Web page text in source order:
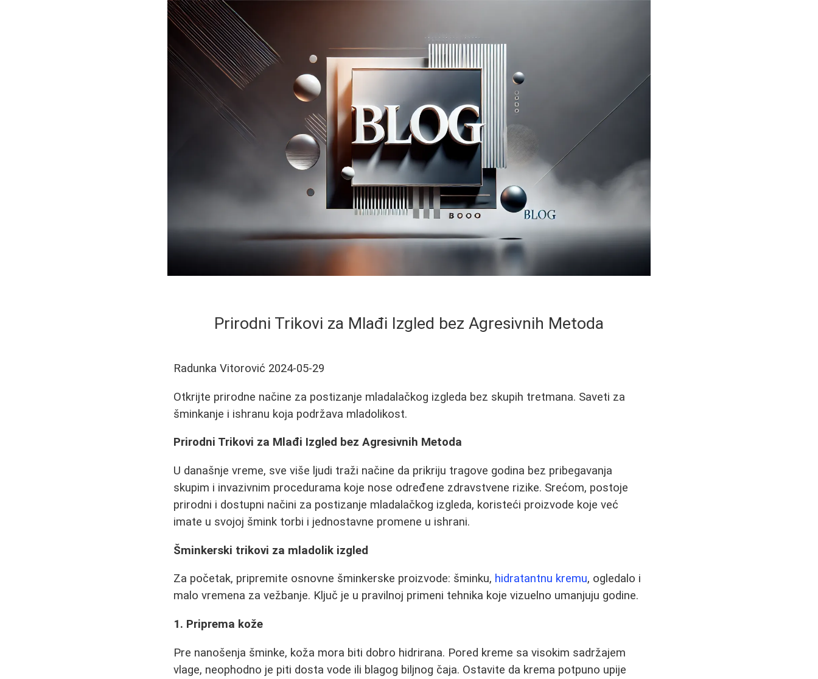
Prirodni Trikovi za Mlađi Izgled bez Agresivnih Metoda
Radunka Vitorović 2024-05-29
Otkrijte prirodne načine za postizanje mladalačkog izgleda bez skupih tretmana. Saveti za
šminkanje i ishranu koja podržava mladolikost.
Prirodni Trikovi za Mlađi Izgled bez Agresivnih Metoda
U današnje vreme, sve više ljudi traži načine da prikriju tragove godina bez pribegavanja
skupim i invazivnim procedurama koje nose određene zdravstvene rizike. Srećom, postoje
prirodni i dostupni načini za postizanje mladalačkog izgleda, koristeći proizvode koje već
imate u svojoj šmink torbi i jednostavne promene u ishrani.
Šminkerski trikovi za mladolik izgled
Za početak, pripremite osnovne šminkerske proizvode: šminku, hidratantnu kremu, ogledalo i
malo vremena za vežbanje. Ključ je u pravilnoj primeni tehnika koje vizuelno umanjuju godine.
1. Priprema kože
Pre nanošenja šminke, koža mora biti dobro hidrirana. Pored kreme sa visokim sadržajem
vlage, neophodno je piti dosta vode ili blagog biljnog čaja. Ostavite da krema potpuno upije